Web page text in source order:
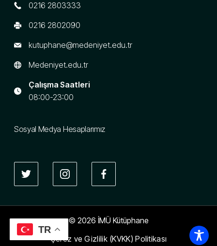
0216 2803333
0216 2802090
kutuphane@medeniyet.edu.tr
Medeniyet.edu.tr
Çalışma Saatleri
08:00-23:00
Sosyal Medya Hesaplarımız
© 2026 İMÜ Kütüphane
Çerez ve Gizlilik (KVKK) Politikası
TR